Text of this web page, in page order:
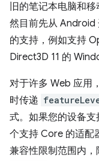
旧的笔记本电脑和
然目前先从 Android
的支持，例如支持
Direct3D 11 的
对于许多 Web 应用
时传递
式。如果您的设备
个支持 Core 的适配
兼容性限制范围内，